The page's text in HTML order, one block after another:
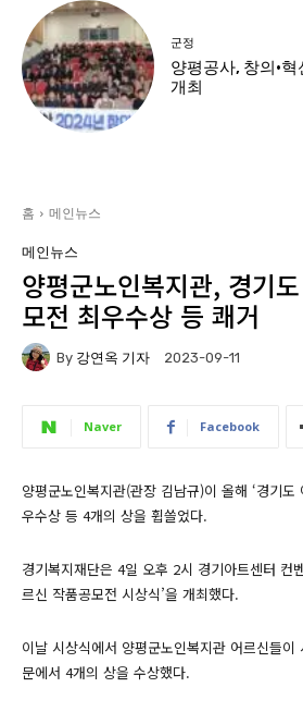
군정
양평공사, 창의·
개최